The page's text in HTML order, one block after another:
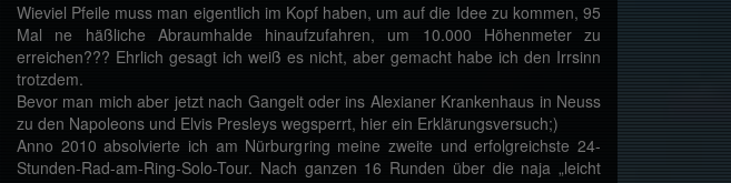
Wieviel Pfeile muss man eigentlich im Kopf haben, um auf die Idee zu kommen, 95
Mal ne häßliche Abraumhalde hinaufzufahren, um 10.000 Höhenmeter zu
erreichen??? Ehrlich gesagt ich weiß es nicht, aber gemacht habe ich den Irrsinn
trotzdem.
Bevor man mich aber jetzt nach Gangelt oder ins Alexianer Krankenhaus in Neuss
zu den Napoleons und Elvis Presleys wegsperrt, hier ein Erklärungsversuch;)
Anno 2010 absolvierte ich am Nürburgring meine zweite und erfolgreichste 24-
Stunden-Rad-am-Ring-Solo-Tour. Nach ganzen 16 Runden über die naja „leicht